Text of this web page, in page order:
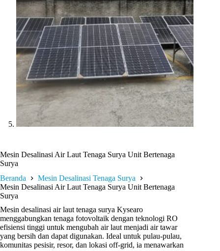
Mesin Desalinasi Air Laut Tenaga Surya Unit Bertenaga
Surya
Beranda
Mesin Desalinasi Tenaga Surya
Mesin Desalinasi Air Laut Tenaga Surya Unit Bertenaga
Surya
Mesin desalinasi air laut tenaga surya Kysearo
menggabungkan tenaga fotovoltaik dengan teknologi RO
efisiensi tinggi untuk mengubah air laut menjadi air tawar
yang bersih dan dapat digunakan. Ideal untuk pulau-pulau,
komunitas pesisir, resor, dan lokasi off-grid, ia menawarkan